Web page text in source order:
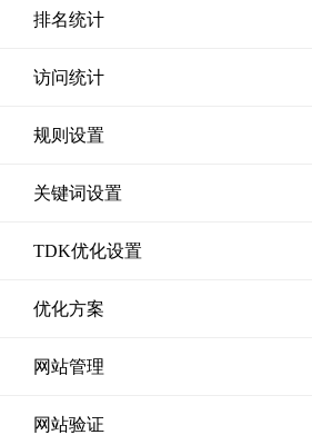
排名统计
访问统计
规则设置
关键词设置
TDK优化设置
优化方案
网站管理
网站验证